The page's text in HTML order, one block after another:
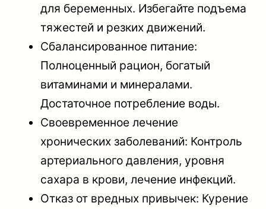
для беременных. Избегайте подъема
тяжестей и резких движений.
Сбалансированное питание:
Полноценный рацион, богатый
витаминами и минералами.
Достаточное потребление воды.
Своевременное лечение
хронических заболеваний: Контроль
артериального давления, уровня
сахара в крови, лечение инфекций.
Отказ от вредных привычек: Курение